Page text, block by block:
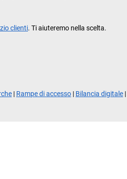
clienti. Ti aiuteremo nella scelta.
| Rampe di accesso | Bilancia digitale |